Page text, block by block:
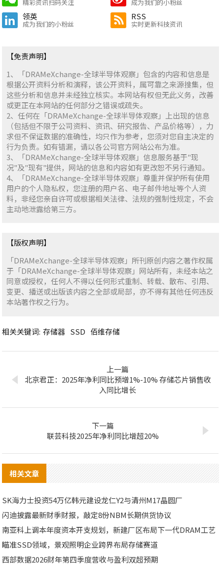
精彩资讯扫码关注 成为我们的小粉丝
领英
成为我们的小粉丝
RSS
实时更新科技资讯
【免责声明】
1、「DRAMeXchange-全球半导体观察」包含的内容和信息是
根据公开资料分析和演释，该公开资料，属可靠之来源搜集，但
这些分析和信息并未经独立核实。本网站有权但无此义务，改善
或更正在本网站的任何部分之错误或疏失。
2、任何在「DRAMeXchange-全球半导体观察」上出现的信息
（包括但不限于公司资料、资讯、研究报告、产品价格等），力
求但不保证数据的准确性，均只作为参考，您须对您自主决定的
行为负责。如有错漏，请以各公司官方网站公布为准。
3、「DRAMeXchange-全球半导体观察」信息服务基于"现
况"及"现有"提供，网站的信息和内容如有更改恕不另行通知。
4、「DRAMeXchange-全球半导体观察」尊重并保护所有使用
用户的个人隐私权，您注册的用户名、电子邮件地址等个人资
料，非经您亲自许可或根据相关法律、法规的强制性规定，不会
主动地泄露给第三方。
【版权声明】
「DRAMeXchange-全球半导体观察」所刊原创内容之著作权属
于「DRAMeXchange-全球半导体观察」网站所有，未经本站之
同意或授权，任何人不得以任何形式重制、转载、散布、引用、
变更、播送或出版该内容之全部或局部，亦不得有其他任何违反
本站著作权之行为。
相关关键词: 存储器 SSD 佰维存储
上一篇
北京君正：2025年净利同比预增1%-10% 存储芯片销售收
入同比增长
下一篇
联芸科技2025年净利同比增超20%
相关文章
SK海力士投资54万亿韩元建设龙仁Y2与清州M17晶圆厂
闪迪披露最新财季财报，敲定8份NBM长期供货协议
南亚科上调本年度资本开支规划，新建厂区布局下一代DRAM工艺
瞄准SSD领域，景观照明企业跨界布局存储赛道
西部数据2026财年第四季度营收与盈利双超预期